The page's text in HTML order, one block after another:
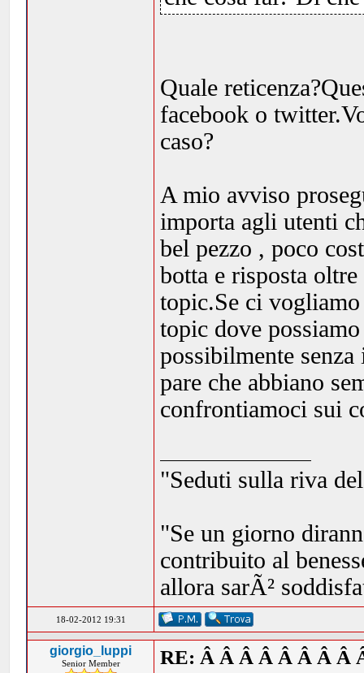
Quale
facebook o
caso?
A mio avviso
importa agli utenti
bel pezzo , poco
botta e risposta
topic.Se ci
topic dove
possibilmente
pare che abbiano
confrontiamoci sui
"Seduti sulla riva
"Se un giorno
contribuito al
allora sarÃ²
18-02-2012 19:31
giorgio_luppi
Senior Member
RE: Â Â Â Â Â Â Â Â